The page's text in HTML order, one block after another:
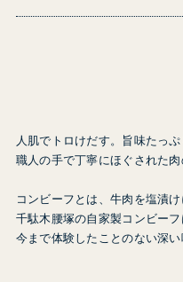
人肌でトロけだす。旨味たっぷ
職人の手で丁寧にほぐされた
コンビーフとは、牛肉を塩漬け
千駄木腰塚の自家製コンビーフ
今まで体験したことのない深い